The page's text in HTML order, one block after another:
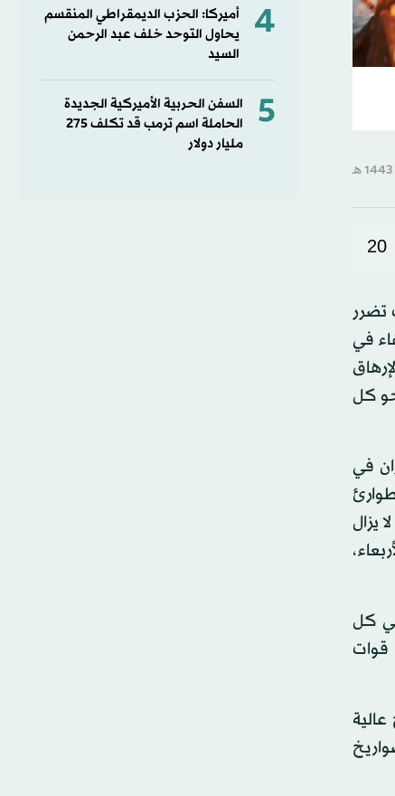
20
تضرر
في
هذا النحو كل
في
يزال
في كل
قوات
4
أميركا: الحزب الديمقراطي المنقسم
يحاول التوحد خلف عبد الرحمن
السيد
5
السفن الحربية الأميركية الجديدة
الحاملة اسم ترمب قد تكلف 275
مليار دولار